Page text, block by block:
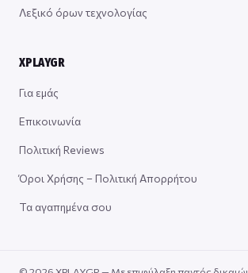
Λεξικό όρων τεχνολογίας
XPLAYGR
Για εμάς
Επικοινωνία
Πολιτική Reviews
Όροι Χρήσης – Πολιτική Απορρήτου
Τα αγαπημένα σου